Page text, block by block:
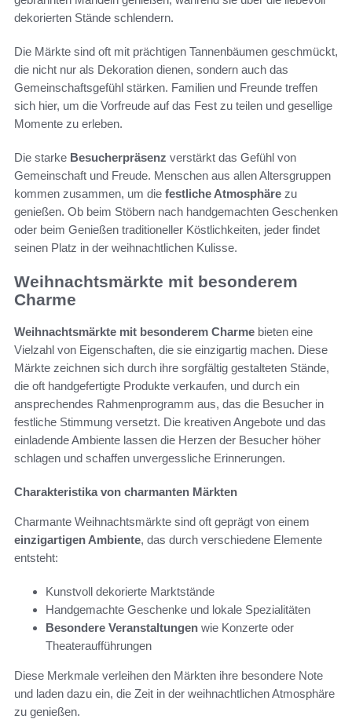
dekorierten Stände schlendern.
Die Märkte sind oft mit prächtigen Tannenbäumen geschmückt,
die nicht nur als Dekoration dienen, sondern auch das
Gemeinschaftsgefühl stärken. Familien und Freunde treffen
sich hier, um die Vorfreude auf das Fest zu teilen und gesellige
Momente zu erleben.
Die starke Besucherpräsenz verstärkt das Gefühl von
Gemeinschaft und Freude. Menschen aus allen Altersgruppen
kommen zusammen, um die festliche Atmosphäre zu
genießen. Ob beim Stöbern nach handgemachten Geschenken
oder beim Genießen traditioneller Köstlichkeiten, jeder findet
seinen Platz in der weihnachtlichen Kulisse.
Weihnachtsmärkte mit besonderem
Charme
Weihnachtsmärkte mit besonderem Charme bieten eine
Vielzahl von Eigenschaften, die sie einzigartig machen. Diese
Märkte zeichnen sich durch ihre sorgfältig gestalteten Stände,
die oft handgefertigte Produkte verkaufen, und durch ein
ansprechendes Rahmenprogramm aus, das die Besucher in
festliche Stimmung versetzt. Die kreativen Angebote und das
einladende Ambiente lassen die Herzen der Besucher höher
schlagen und schaffen unvergessliche Erinnerungen.
Charakteristika von charmanten Märkten
Charmante Weihnachtsmärkte sind oft geprägt von einem
einzigartigen Ambiente, das durch verschiedene Elemente
entsteht:
Kunstvoll dekorierte Marktstände
Handgemachte Geschenke und lokale Spezialitäten
Besondere Veranstaltungen wie Konzerte oder
Theateraufführungen
Diese Merkmale verleihen den Märkten ihre besondere Note
und laden dazu ein, die Zeit in der weihnachtlichen Atmosphäre
zu genießen.